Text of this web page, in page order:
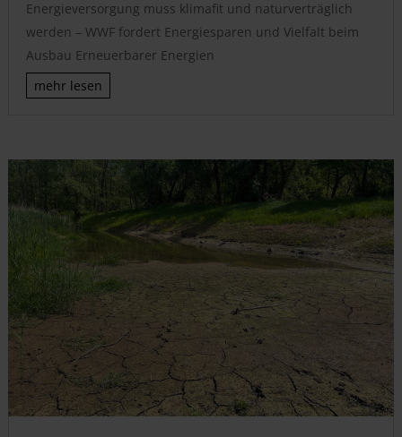
Energieversorgung muss klimafit und naturverträglich
werden – WWF fordert Energiesparen und Vielfalt beim
Ausbau Erneuerbarer Energien
mehr lesen